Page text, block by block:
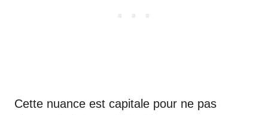
Cette nuance est capitale pour ne pas